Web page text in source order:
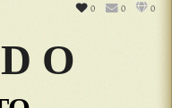
0 0 0
O